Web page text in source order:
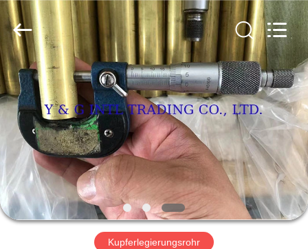
HAUS
PRODUKTE
ÜBER
UNS
International
Trading
Company
Limited.
All
Rights
Reserved.
Kupferlegierungsrohr